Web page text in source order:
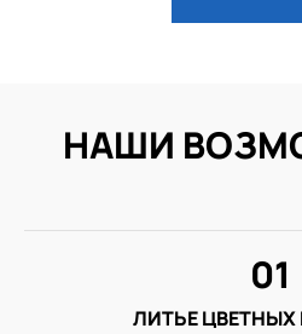
НАШИ
ЛИТЬЕ
01